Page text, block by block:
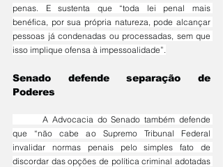
penas. E sustenta que “toda lei penal mais
benéfica, por sua própria natureza, pode alcançar
pessoas já condenadas ou processadas, sem que
isso implique ofensa à impessoalidade”.
Senado defende separação de
Poderes
que “não cabe ao Supremo Tribunal Federal
invalidar normas penais pelo simples fato de
discordar das opções de política criminal adotadas